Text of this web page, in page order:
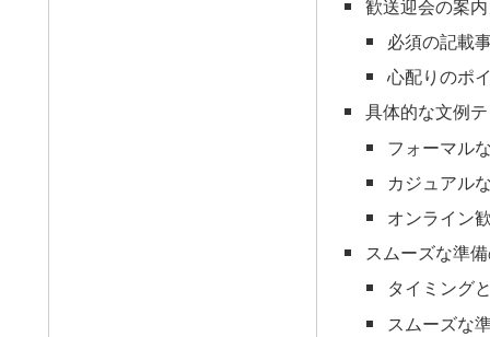
必須の記載
心配りのポ
具体的な文例
フォーマル
カジュアル
オンライン
スムーズな準
タイミング
スムーズな